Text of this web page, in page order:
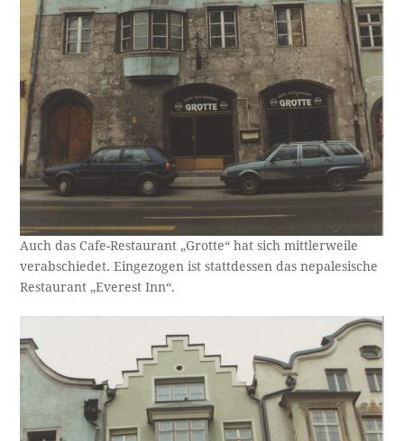
Auch das Cafe-Restaurant „Grotte“ hat sich mittlerweile
verabschiedet. Eingezogen ist stattdessen das nepalesische
Restaurant „Everest Inn“.